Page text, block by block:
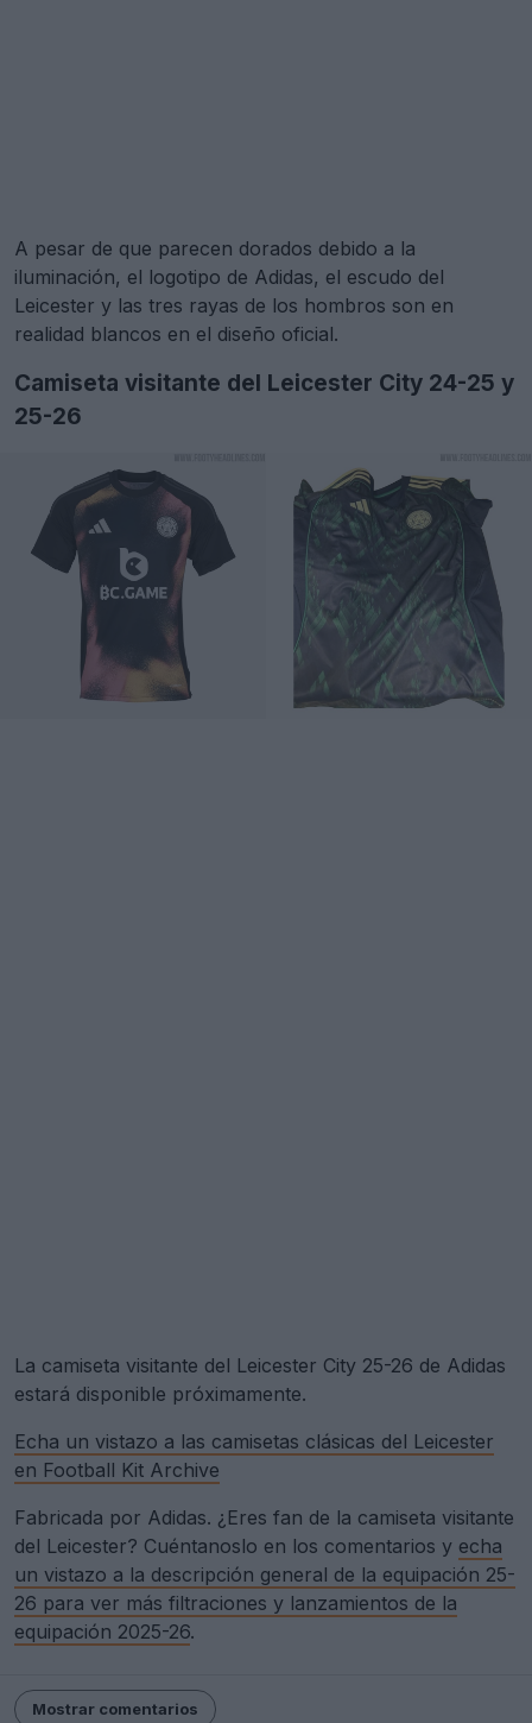
A pesar de que parecen dorados debido a la
iluminación, el logotipo de Adidas, el escudo del
Leicester y las tres rayas de los hombros son en
realidad blancos en el diseño oficial.
Camiseta visitante del Leicester City 24-25 y
25-26
La camiseta visitante del Leicester City 25-26 de Adidas
estará disponible próximamente.
Echa un vistazo a las camisetas clásicas del Leicester
en Football Kit Archive
Fabricada por Adidas. ¿Eres fan de la camiseta visitante
del Leicester? Cuéntanoslo en los comentarios y echa
un vistazo a la descripción general de la equipación 25-
26 para ver más filtraciones y lanzamientos de la
equipación 2025-26.
Mostrar comentarios